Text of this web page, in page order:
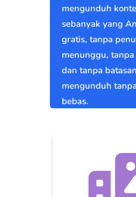
mengunduh
sebanyak yang
gratis, tanpa
menunggu,
dan tanpa
mengunduh
bebas.